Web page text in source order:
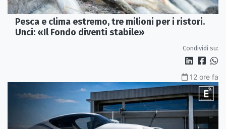
Pesca e clima estremo, tre milioni per i ristori.
Unci: «Il Fondo diventi stabile»
Condividi su:
12 ore fa